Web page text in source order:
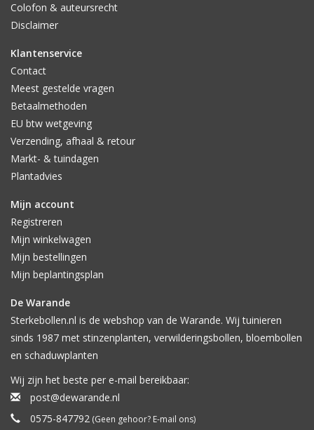
Colofon & auteursrecht
Disclaimer
Klantenservice
Contact
Meest gestelde vragen
Betaalmethoden
EU btw wetgeving
Verzending, afhaal & retour
Markt- & tuindagen
Plantadvies
Mijn account
Registreren
Mijn winkelwagen
Mijn bestellingen
Mijn beplantingsplan
De Warande
Sterkebollen.nl is de webshop van de Warande. Wij tuinieren
sinds 1987 met stinzenplanten, verwilderingsbollen, bloembollen
en schaduwplanten
Wij zijn het beste per e-mail bereikbaar:
post@dewarande.nl
0575-847792 (Geen gehoor? E-mail ons)